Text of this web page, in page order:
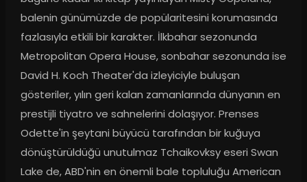
balenin günümüzde de popülaritesini korumasında
fazlasıyla etkili bir karakter. İlkbahar sezonunda
Metropolitan Opera House, sonbahar sezonunda ise
David H. Koch Theater'da izleyiciyle buluşan
gösteriler, yılın geri kalan zamanlarında dünyanın en
prestijli tiyatro ve sahnelerini dolaşıyor. Prenses
Odette'in şeytani büyücü tarafından bir kuğuya
dönüştürüldüğü unutulmaz Tchaikovksy eseri Swan
Lake de, ABD'nin en önemli bale topluluğu American